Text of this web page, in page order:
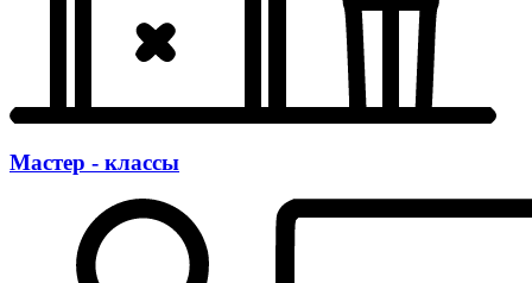
Мастер - классы